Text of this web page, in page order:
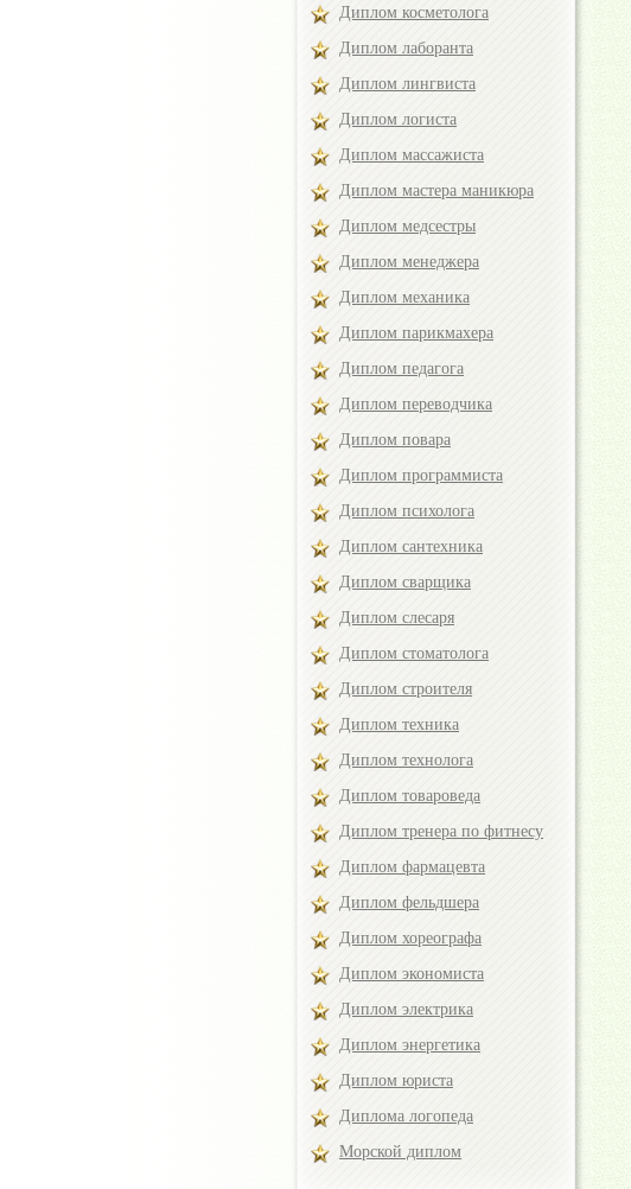
Диплом косметолога
Диплом лаборанта
Диплом лингвиста
Диплом логиста
Диплом массажиста
Диплом мастера маникюра
Диплом медсестры
Диплом менеджера
Диплом механика
Диплом парикмахера
Диплом педагога
Диплом переводчика
Диплом повара
Диплом программиста
Диплом психолога
Диплом сантехника
Диплом сварщика
Диплом слесаря
Диплом стоматолога
Диплом строителя
Диплом техника
Диплом технолога
Диплом товароведа
Диплом тренера по фитнесу
Диплом фармацевта
Диплом фельдшера
Диплом хореографа
Диплом экономиста
Диплом электрика
Диплом энергетика
Диплом юриста
Диплома логопеда
Морской диплом